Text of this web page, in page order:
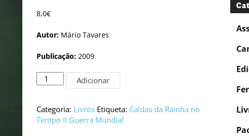
8,0€
Autor:Mário Tavares
Publicação:2009
Quantidade
de
da
Rainha
Adicionar
Categoria: Livros Etiqueta: Caldas da Rainha no
Tempo II Guerra Mundial